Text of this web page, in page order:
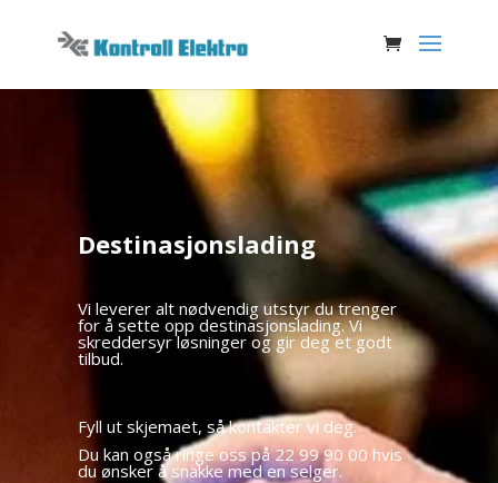
Destinasjonslading
Vi leverer alt nødvendig utstyr du trenger
for å sette opp destinasjonslading. Vi
skreddersyr løsninger og gir deg et godt
tilbud.
Fyll ut skjemaet, så kontakter vi deg.
Du kan også ringe oss på 22 99 90 00 hvis
du ønsker å snakke med en selger.